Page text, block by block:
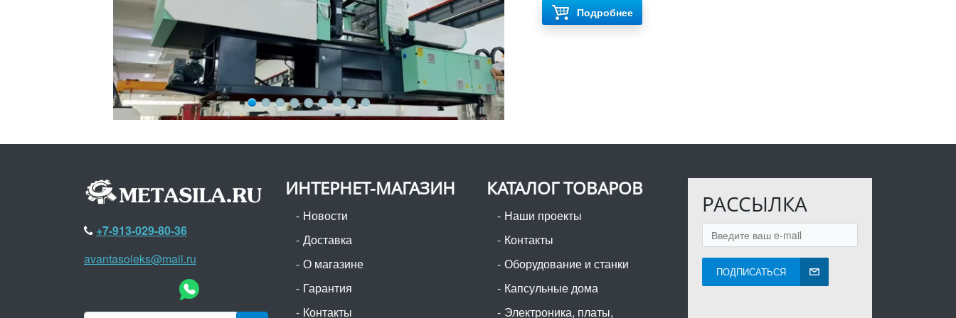
Подробнее
ИНТЕРНЕТ-МАГАЗИН
Новости
Доставка
О магазине
Гарантия
Контакты
КАТАЛОГ ТОВАРОВ
Наши проекты
Контакты
Оборудование и станки
Капсульные дома
Электроника, платы,
РАССЫЛКА
ПОДПИСАТЬСЯ
+7-913-029-80-36
avantasoleks@mail.ru